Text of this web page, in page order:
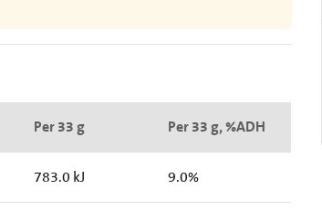
Per 33 g Per 33 g, %ADH
783.0 kJ 9.0%